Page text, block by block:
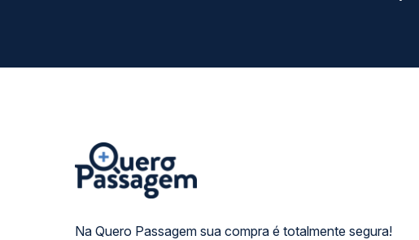
Na Quero Passagem sua compra é totalmente segura!